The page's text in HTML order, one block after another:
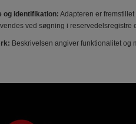
og identifikation: Adapteren er
ved søgning i
Beskrivelsen angiver funktionalitet og